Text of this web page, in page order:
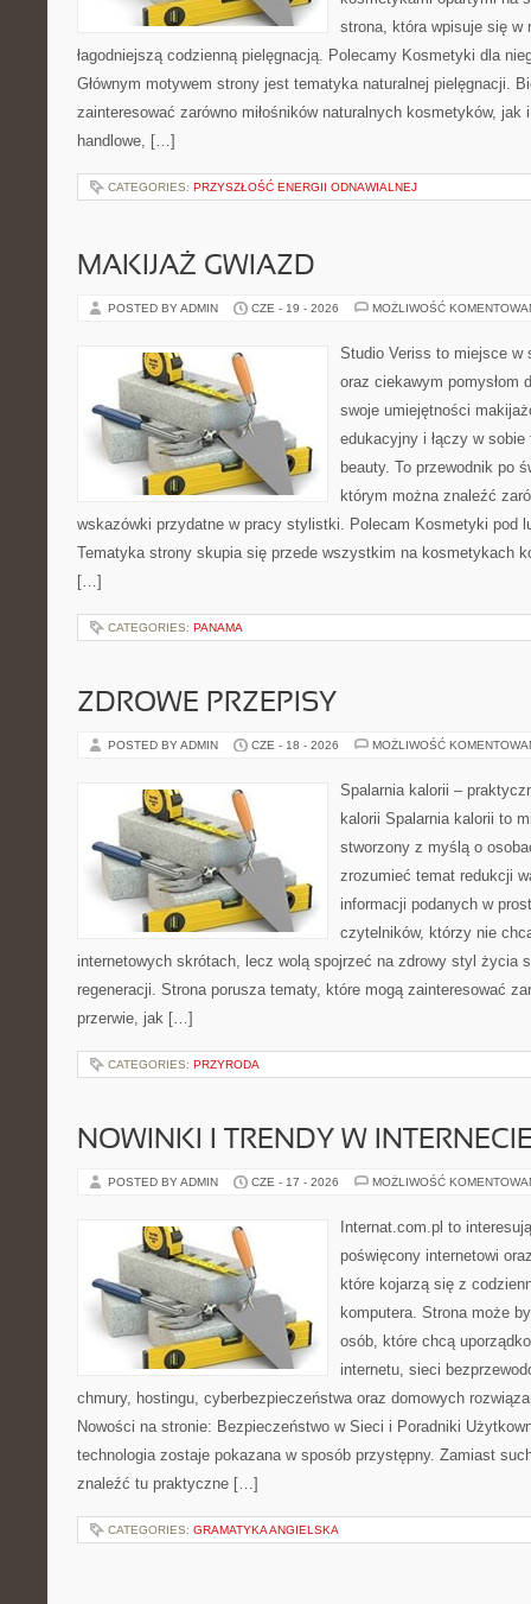
strona, która wpisuje się w
łagodniejszą codzienną pielęgnacją. Polecamy Kosmetyki dla
Głównym motywem strony jest tematyka naturalnej pielęgnacji.
zainteresować zarówno miłośników naturalnych kosmetyków, jak
handlowe, […]
CATEGORIES: PRZYSZŁOŚĆ ENERGII ODNAWIALNEJ
MAKIJAŻ GWIAZD
POSTED BY ADMIN CZE - 19 - 2026 MOŻLIWOŚĆ
Studio Veriss to miejsce w
oraz ciekawym pomysłom
swoje umiejętności
edukacyjny i łączy w
beauty. To przewodnik po
którym można znaleźć
wskazówki przydatne w pracy stylistki. Polecam Kosmetyki pod
Tematyka strony skupia się przede wszystkim na kosmetykach
[…]
CATEGORIES: PANAMA
ZDROWE PRZEPISY
POSTED BY ADMIN CZE - 18 - 2026 MOŻLIWOŚĆ
Spalarnia kalorii –
kalorii Spalarnia kalorii to
stworzony z myślą o
zrozumieć temat redukcji
informacji podanych w
czytelników, którzy nie
internetowych skrótach, lecz wolą spojrzeć na zdrowy styl życia
regeneracji. Strona porusza tematy, które mogą zainteresować
przerwie, jak […]
CATEGORIES: PRZYRODA
NOWINKI I TRENDY W
POSTED BY ADMIN CZE - 17 - 2026 MOŻLIWOŚĆ
Internat.com.pl to
poświęcony internetowi
które kojarzą się z
komputera. Strona może
osób, które chcą
internetu, sieci
chmury, hostingu, cyberbezpieczeństwa oraz domowych
Nowości na stronie: Bezpieczeństwo w Sieci i Poradniki
technologia zostaje pokazana w sposób przystępny. Zamiast
znaleźć tu praktyczne […]
CATEGORIES: GRAMATYKA ANGIELSKA